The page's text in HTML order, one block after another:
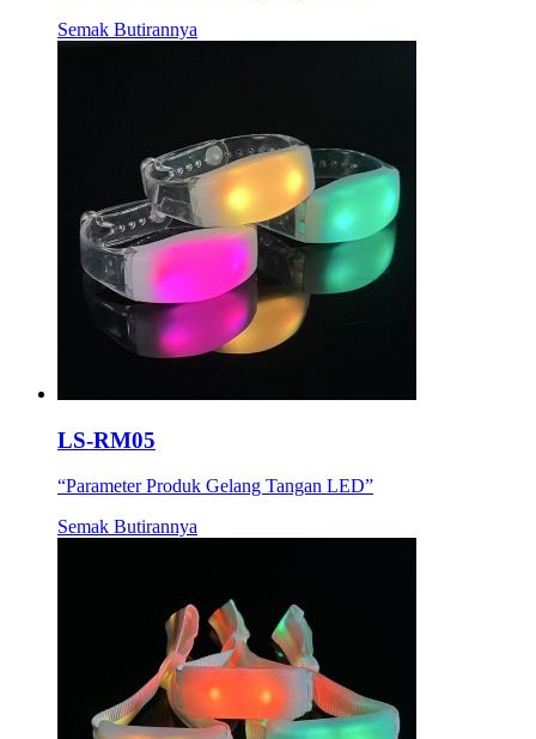
Semak Butirannya
LS-RM05
“Parameter Produk Gelang Tangan LED”
Semak Butirannya